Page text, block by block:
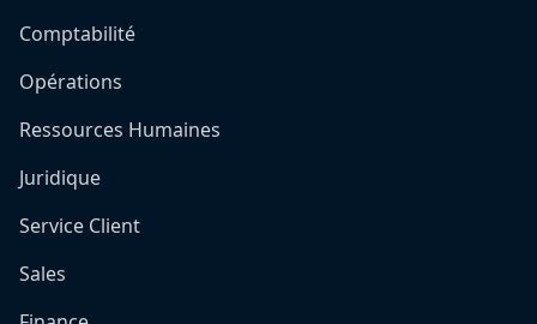
Comptabilité
Opérations
Ressources Humaines
Juridique
Service Client
Sales